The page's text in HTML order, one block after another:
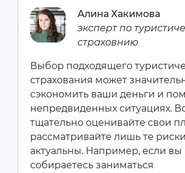
Алина Хакимова
эксперт по
страховнию
Выбор подходящего
страхования может
сэкономить ваши деньги и
непредвиденных ситуациях.
тщательно оценивайте свои
рассматривайте лишь те
актуальны. Например, если вы
собираетесь заниматься